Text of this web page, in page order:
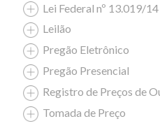
Lei Federal nº 13.019/14
Leilão
Pregão Eletrônico
Pregão Presencial
Registro de Preços de
Tomada de Preço